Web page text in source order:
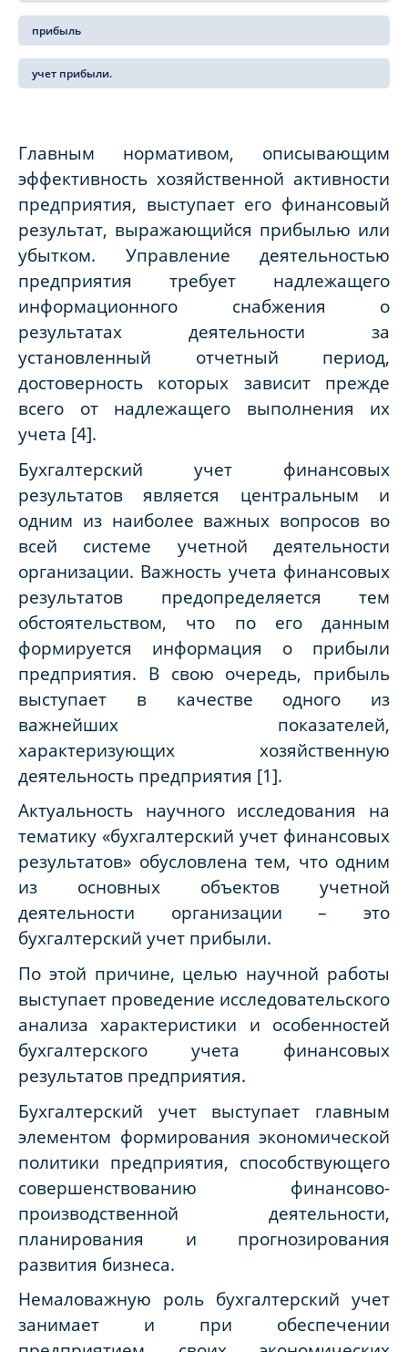
прибыль
учет прибыли.
Главным нормативом, описывающим
эффективность хозяйственной активности
предприятия, выступает его финансовый
результат, выражающийся прибылью или
убытком. Управление деятельностью
предприятия требует надлежащего
информационного снабжения о
результатах деятельности за
установленный отчетный период,
достоверность которых зависит прежде
всего от надлежащего выполнения их
учета [4].
Бухгалтерский учет финансовых
результатов является центральным и
одним из наиболее важных вопросов во
всей системе учетной деятельности
организации. Важность учета финансовых
результатов предопределяется тем
обстоятельством, что по его данным
формируется информация о прибыли
предприятия. В свою очередь, прибыль
выступает в качестве одного из
важнейших показателей,
характеризующих хозяйственную
деятельность предприятия [1].
Актуальность научного исследования на
тематику «бухгалтерский учет финансовых
результатов» обусловлена тем, что одним
из основных объектов учетной
деятельности организации – это
бухгалтерский учет прибыли.
По этой причине, целью научной работы
выступает проведение исследовательского
анализа характеристики и особенностей
бухгалтерского учета финансовых
результатов предприятия.
Бухгалтерский учет выступает главным
элементом формирования экономической
политики предприятия, способствующего
совершенствованию финансово-
производственной деятельности,
планирования и прогнозирования
развития бизнеса.
Немаловажную роль бухгалтерский учет
занимает и при обеспечении